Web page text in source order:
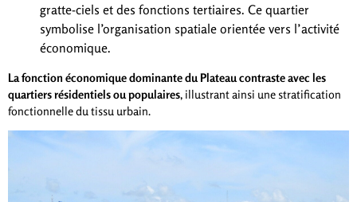
gratte-ciels et des fonctions tertiaires. Ce quartier
symbolise l’organisation spatiale orientée vers l’activité
économique.
La fonction économique dominante du Plateau contraste avec les
quartiers résidentiels ou populaires, illustrant ainsi une stratification
fonctionnelle du tissu urbain.